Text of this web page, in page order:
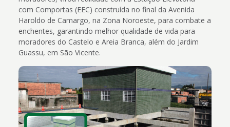
com Comportas (EEC) construída no final da Avenida
Haroldo de Camargo, na Zona Noroeste, para combate a
enchentes, garantindo melhor qualidade de vida para
moradores do Castelo e Areia Branca, além do Jardim
Guassu, em São Vicente.